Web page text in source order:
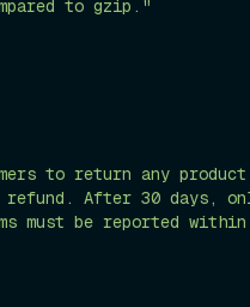
to gzip."
to return any
After 30 days,
must be reported within